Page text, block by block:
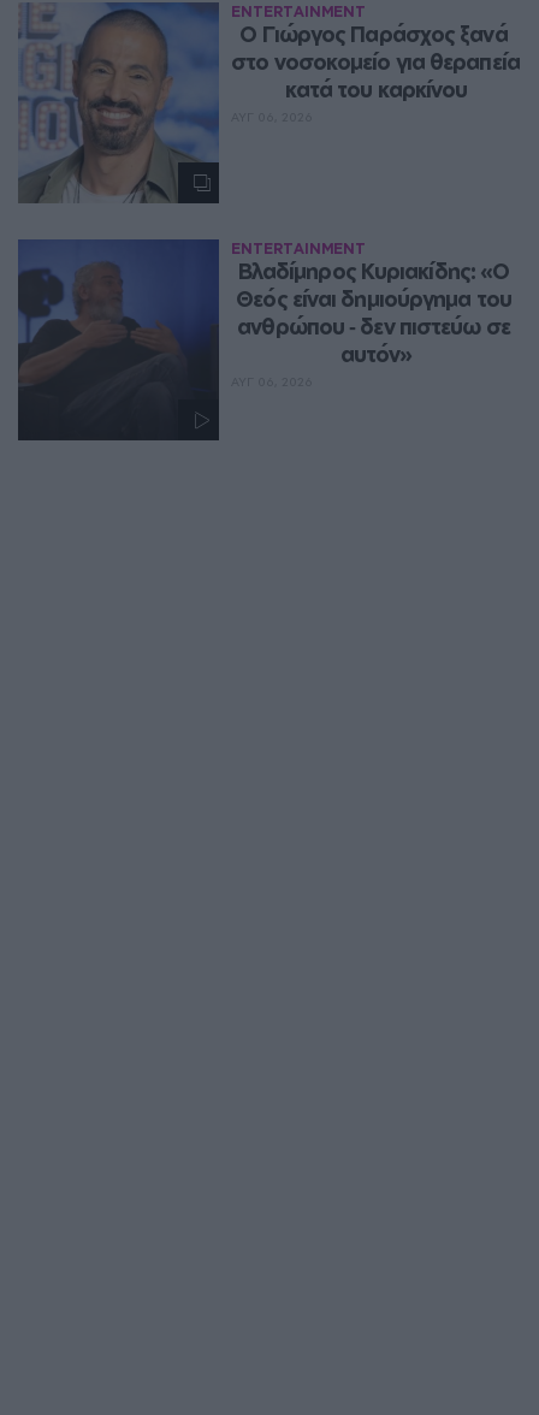
ENTERTAINMENT
O Γιώργος Παράσχος ξανά
στο νοσοκομείο για θεραπεία
κατά του καρκίνου
ENTERTAINMENT
Βλαδίμηρος Κυριακίδης: «Ο
Θεός είναι δημιούργημα του
ανθρώπου ‑ δεν πιστεύω σε
αυτόν»